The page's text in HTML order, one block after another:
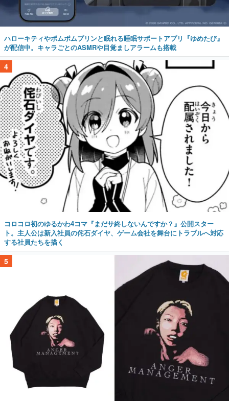
ハローキティやポムポムプリンと眠れる睡眠サポートアプリ『ゆめたび』
が配信中。キャラごとのASMRや目覚ましアラームも搭載
4
コロコロ初のゆるかわ4コマ『まだサ終しないんですか？』公開スター
ト。主人公は新入社員の侘石ダイヤ、ゲーム会社を舞台にトラブルへ対応
する社員たちを描く
5